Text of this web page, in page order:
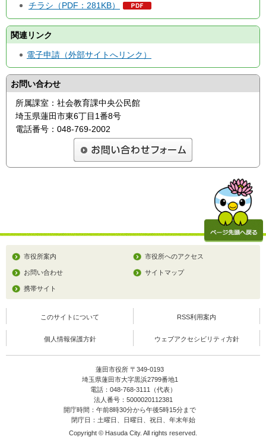
チラシ（PDF：281KB）
関連リンク
電子申請（外部サイトへリンク）
お問い合わせ
所属課室：社会教育課中央公民館
埼玉県蓮田市東6丁目1番8号
電話番号：048-769-2002
市役所案内 市役所へのアクセス
お問い合わせ サイトマップ
携帯サイト
このサイトについて RSS利用案内
個人情報保護方針 ウェブアクセシビリティ方針
蓮田市役所 〒349-0193
埼玉県蓮田市大字黒浜2799番地1
電話：048-768-3111（代表）
法人番号：5000020112381
開庁時間：午前8時30分から午後5時15分まで
閉庁日：土曜日、日曜日、祝日、年末年始
Copyright © Hasuda City. All rights reserved.